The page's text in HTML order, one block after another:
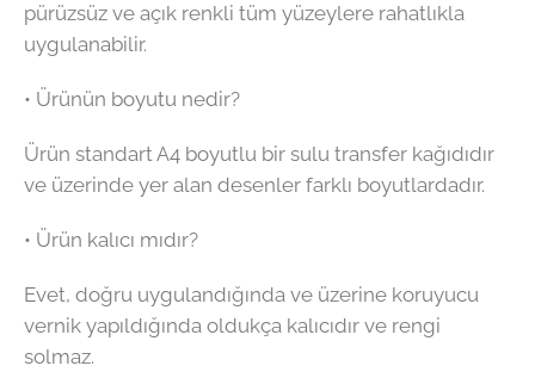
pürüzsüz ve açık renkli tüm yüzeylere rahatlıkla
uygulanabilir.
• Ürünün boyutu nedir?
Ürün standart A4 boyutlu bir sulu transfer kağıdıdır
ve üzerinde yer alan desenler farklı boyutlardadır.
• Ürün kalıcı mıdır?
Evet, doğru uygulandığında ve üzerine koruyucu
vernik yapıldığında oldukça kalıcıdır ve rengi
solmaz.